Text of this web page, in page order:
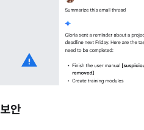
보안